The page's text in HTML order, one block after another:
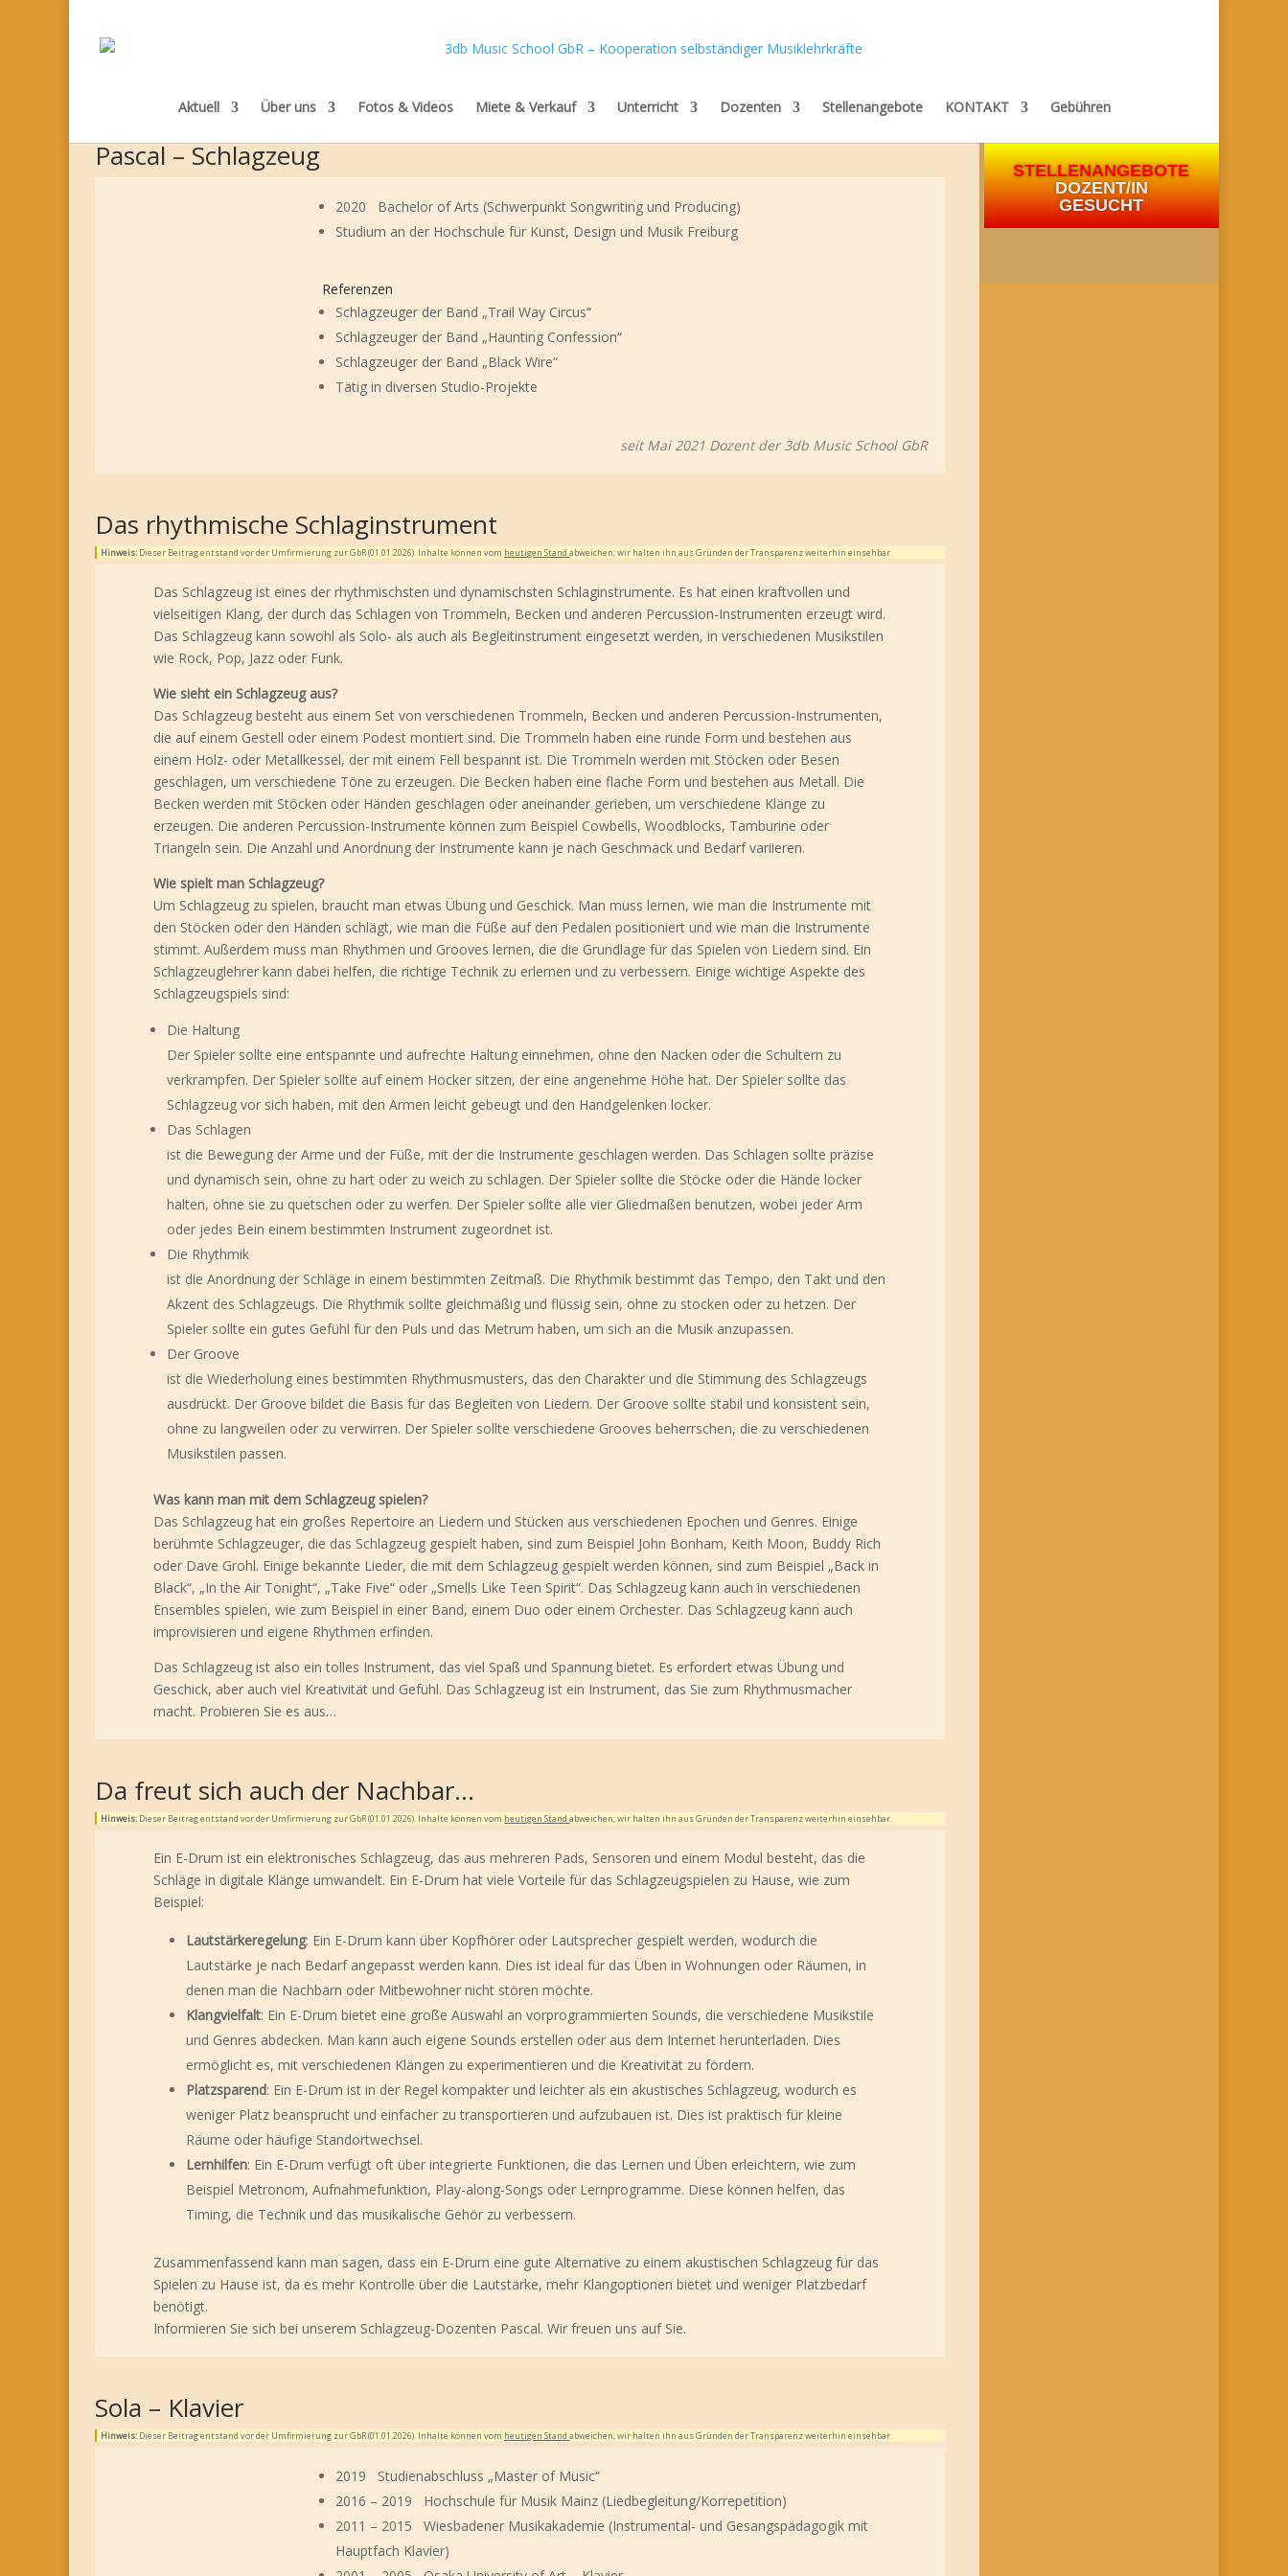
Aktuell Über uns Fotos & Videos Miete & Verkauf Unterricht Dozenten Stellenangebote KONTAKT Gebühren
Pascal – Schlagzeug
2020 Bachelor of Arts (Schwerpunkt Songwriting und Producing)
Studium an der Hochschule für Kunst, Design und Musik Freiburg
Referenzen
Schlagzeuger der Band „Trail Way Circus“
Schlagzeuger der Band „Haunting Confession“
Schlagzeuger der Band „Black Wire“
Tätig in diversen Studio-Projekte
seit Mai 2021 Dozent der 3db Music School GbR
Das rhythmische Schlaginstrument
Hinweis: Dieser Beitrag entstand vor der Umfirmierung zur GbR (01.01.2026). Inhalte können vom heutigen Standabweichen; wir halten ihn aus Gründen der Transparenz weiterhin einsehbar.
Das Schlagzeug ist eines der rhythmischsten und dynamischsten Schlaginstrumente. Es hat einen kraftvollen und
vielseitigen Klang, der durch das Schlagen von Trommeln, Becken und anderen Percussion-Instrumenten erzeugt wird.
Das Schlagzeug kann sowohl als Solo- als auch als Begleitinstrument eingesetzt werden, in verschiedenen Musikstilen
wie Rock, Pop, Jazz oder Funk.
Wie sieht ein Schlagzeug aus?
Das Schlagzeug besteht aus einem Set von verschiedenen Trommeln, Becken und anderen Percussion-Instrumenten,
die auf einem Gestell oder einem Podest montiert sind. Die Trommeln haben eine runde Form und bestehen aus
einem Holz- oder Metallkessel, der mit einem Fell bespannt ist. Die Trommeln werden mit Stöcken oder Besen
geschlagen, um verschiedene Töne zu erzeugen. Die Becken haben eine flache Form und bestehen aus Metall. Die
Becken werden mit Stöcken oder Händen geschlagen oder aneinander gerieben, um verschiedene Klänge zu
erzeugen. Die anderen Percussion-Instrumente können zum Beispiel Cowbells, Woodblocks, Tamburine oder
Triangeln sein. Die Anzahl und Anordnung der Instrumente kann je nach Geschmack und Bedarf variieren.
Wie spielt man Schlagzeug?
Um Schlagzeug zu spielen, braucht man etwas Übung und Geschick. Man muss lernen, wie man die Instrumente mit
den Stöcken oder den Händen schlägt, wie man die Füße auf den Pedalen positioniert und wie man die Instrumente
stimmt. Außerdem muss man Rhythmen und Grooves lernen, die die Grundlage für das Spielen von Liedern sind. Ein
Schlagzeuglehrer kann dabei helfen, die richtige Technik zu erlernen und zu verbessern. Einige wichtige Aspekte des
Schlagzeugspiels sind:
Die Haltung
Der Spieler sollte eine entspannte und aufrechte Haltung einnehmen, ohne den Nacken oder die Schultern zu
verkrampfen. Der Spieler sollte auf einem Hocker sitzen, der eine angenehme Höhe hat. Der Spieler sollte das
Schlagzeug vor sich haben, mit den Armen leicht gebeugt und den Handgelenken locker.
Das Schlagen
ist die Bewegung der Arme und der Füße, mit der die Instrumente geschlagen werden. Das Schlagen sollte präzise
und dynamisch sein, ohne zu hart oder zu weich zu schlagen. Der Spieler sollte die Stöcke oder die Hände locker
halten, ohne sie zu quetschen oder zu werfen. Der Spieler sollte alle vier Gliedmaßen benutzen, wobei jeder Arm
oder jedes Bein einem bestimmten Instrument zugeordnet ist.
Die Rhythmik
ist die Anordnung der Schläge in einem bestimmten Zeitmaß. Die Rhythmik bestimmt das Tempo, den Takt und den
Akzent des Schlagzeugs. Die Rhythmik sollte gleichmäßig und flüssig sein, ohne zu stocken oder zu hetzen. Der
Spieler sollte ein gutes Gefühl für den Puls und das Metrum haben, um sich an die Musik anzupassen.
Der Groove
ist die Wiederholung eines bestimmten Rhythmusmusters, das den Charakter und die Stimmung des Schlagzeugs
ausdrückt. Der Groove bildet die Basis für das Begleiten von Liedern. Der Groove sollte stabil und konsistent sein,
ohne zu langweilen oder zu verwirren. Der Spieler sollte verschiedene Grooves beherrschen, die zu verschiedenen
Musikstilen passen.
Was kann man mit dem Schlagzeug spielen?
Das Schlagzeug hat ein großes Repertoire an Liedern und Stücken aus verschiedenen Epochen und Genres. Einige
berühmte Schlagzeuger, die das Schlagzeug gespielt haben, sind zum Beispiel John Bonham, Keith Moon, Buddy Rich
oder Dave Grohl. Einige bekannte Lieder, die mit dem Schlagzeug gespielt werden können, sind zum Beispiel „Back in
Black“, „In the Air Tonight“, „Take Five“ oder „Smells Like Teen Spirit“. Das Schlagzeug kann auch in verschiedenen
Ensembles spielen, wie zum Beispiel in einer Band, einem Duo oder einem Orchester. Das Schlagzeug kann auch
improvisieren und eigene Rhythmen erfinden.
Das Schlagzeug ist also ein tolles Instrument, das viel Spaß und Spannung bietet. Es erfordert etwas Übung und
Geschick, aber auch viel Kreativität und Gefühl. Das Schlagzeug ist ein Instrument, das Sie zum Rhythmusmacher
macht. Probieren Sie es aus…
Da freut sich auch der Nachbar…
Hinweis: Dieser Beitrag entstand vor der Umfirmierung zur GbR (01.01.2026). Inhalte können vom heutigen Standabweichen; wir halten ihn aus Gründen der Transparenz weiterhin einsehbar.
Ein E-Drum ist ein elektronisches Schlagzeug, das aus mehreren Pads, Sensoren und einem Modul besteht, das die
Schläge in digitale Klänge umwandelt. Ein E-Drum hat viele Vorteile für das Schlagzeugspielen zu Hause, wie zum
Beispiel:
Lautstärkeregelung: Ein E-Drum kann über Kopfhörer oder Lautsprecher gespielt werden, wodurch die
Lautstärke je nach Bedarf angepasst werden kann. Dies ist ideal für das Üben in Wohnungen oder Räumen, in
denen man die Nachbarn oder Mitbewohner nicht stören möchte.
Klangvielfalt: Ein E-Drum bietet eine große Auswahl an vorprogrammierten Sounds, die verschiedene Musikstile
und Genres abdecken. Man kann auch eigene Sounds erstellen oder aus dem Internet herunterladen. Dies
ermöglicht es, mit verschiedenen Klängen zu experimentieren und die Kreativität zu fördern.
Platzsparend: Ein E-Drum ist in der Regel kompakter und leichter als ein akustisches Schlagzeug, wodurch es
weniger Platz beansprucht und einfacher zu transportieren und aufzubauen ist. Dies ist praktisch für kleine
Räume oder häufige Standortwechsel.
Lernhilfen: Ein E-Drum verfügt oft über integrierte Funktionen, die das Lernen und Üben erleichtern, wie zum
Beispiel Metronom, Aufnahmefunktion, Play-along-Songs oder Lernprogramme. Diese können helfen, das
Timing, die Technik und das musikalische Gehör zu verbessern.
Zusammenfassend kann man sagen, dass ein E-Drum eine gute Alternative zu einem akustischen Schlagzeug für das
Spielen zu Hause ist, da es mehr Kontrolle über die Lautstärke, mehr Klangoptionen bietet und weniger Platzbedarf
benötigt.
Informieren Sie sich bei unserem Schlagzeug-Dozenten Pascal. Wir freuen uns auf Sie.
Sola – Klavier
Hinweis: Dieser Beitrag entstand vor der Umfirmierung zur GbR (01.01.2026). Inhalte können vom heutigen Standabweichen; wir halten ihn aus Gründen der Transparenz weiterhin einsehbar.
2019 Studienabschluss „Master of Music“
2016 – 2019 Hochschule für Musik Mainz (Liedbegleitung/Korrepetition)
2011 – 2015 Wiesbadener Musikakademie (Instrumental- und Gesangspädagogik mit
Hauptfach Klavier)
STELLENANGEBOTE
DOZENT/IN
GESUCHT